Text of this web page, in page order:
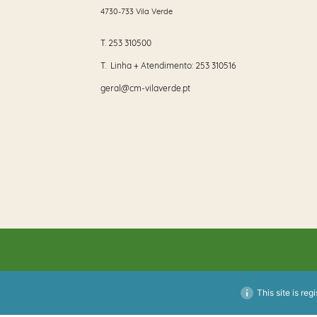
4730-733 Vila Verde
T. 253 310500
T. Linha + Atendimento: 253 310516
geral@cm-vilaverde.pt
This site is